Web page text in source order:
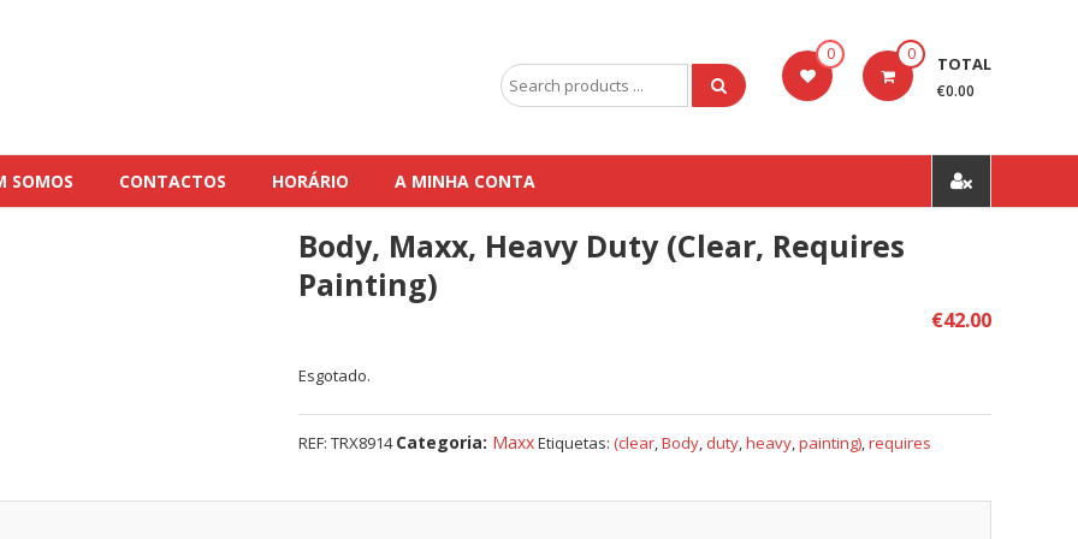
0 0 TOTAL
€0.00
Search
for:
SOMOS CONTACTOS HORÁRIO A MINHA CONTA
Body, Maxx, Heavy Duty (clear, Requires
Painting)
€42.00
Esgotado.
REF: TRX8914 Categoria: MaxxEtiquetas: (clear,Body, duty,heavy,painting),requires